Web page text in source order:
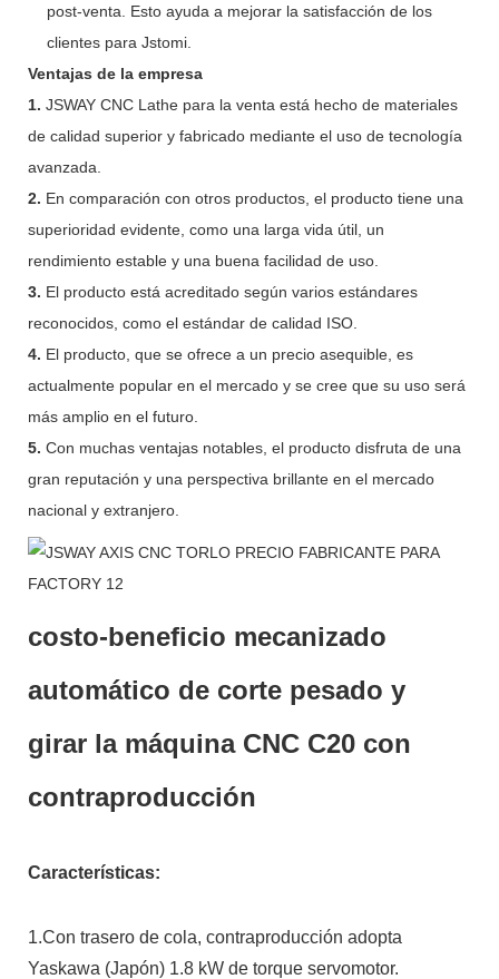
post-venta. Esto ayuda a mejorar la satisfacción de los
clientes para Jstomi.
Ventajas de la empresa
1. JSWAY CNC Lathe para la venta está hecho de materiales
de calidad superior y fabricado mediante el uso de tecnología
avanzada.
2. En comparación con otros productos, el producto tiene una
superioridad evidente, como una larga vida útil, un
rendimiento estable y una buena facilidad de uso.
3. El producto está acreditado según varios estándares
reconocidos, como el estándar de calidad ISO.
4. El producto, que se ofrece a un precio asequible, es
actualmente popular en el mercado y se cree que su uso será
más amplio en el futuro.
5. Con muchas ventajas notables, el producto disfruta de una
gran reputación y una perspectiva brillante en el mercado
nacional y extranjero.
costo-beneficio mecanizado
automático de corte pesado y
girar la máquina CNC C20 con
contraproducción
Características:
1.Con trasero de cola, contraproducción adopta
Yaskawa (Japón) 1.8 kW de torque servomotor.